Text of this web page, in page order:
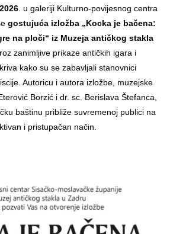
. u galeriji Kulturno-povijesnog centra
gostujuća izložba „Kocka je bačena:
na ploči“ iz Muzeja antičkog stakla
zanimljive prikaze antičkih igara i
kako su se zabavljali stanovnici
Autoricu i autora izložbe, muzejske
Borzić i dr. sc. Berislava Štefanca,
baštinu približe suvremenoj publici na
i pristupačan način.